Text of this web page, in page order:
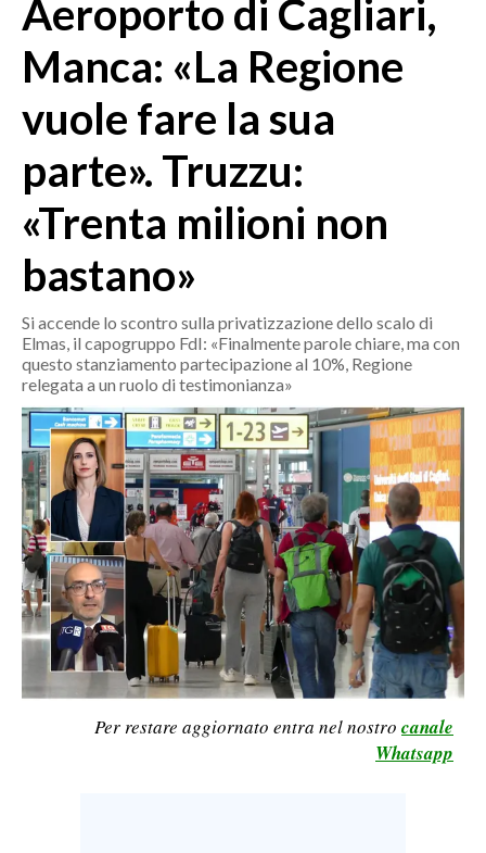
MEDIO CAMPIDANO
ORISTANO E PROVINCIA
SASSARI E PROVINCIA
NUORO E PROVINCIA
OGLIASTRA
AGENDA
CRONACA
ITALIA
MONDO
POLITICA
ECONOMIA
SERVIZI ALLE IMPRESE
LAVORO
BANDI
SPORT IN SARDEGNA
SPORT
RISULTATI E CLASSIFICHE
Aeroporto di Cagliari,
Manca: «La Regione
vuole fare la sua
parte». Truzzu:
«Trenta milioni non
bastano»
Si accende lo scontro sulla privatizzazione dello scalo di
Elmas, il capogruppo FdI: «Finalmente parole chiare, ma con
questo stanziamento partecipazione al 10%, Regione
relegata a un ruolo di testimonianza»
Per restare aggiornato entra nel nostro canale
Whatsapp